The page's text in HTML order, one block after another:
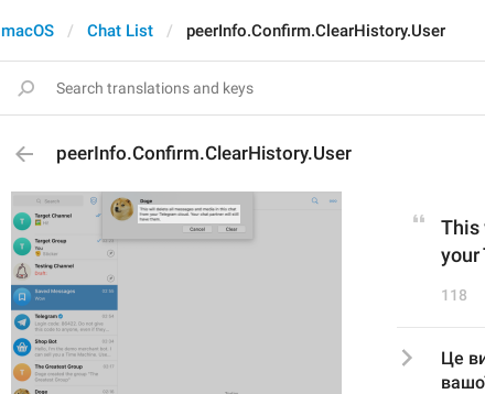
macOS Chat List peerInfo.Confirm.ClearHistory.User
peerInfo.Confirm.ClearHistory.User
This
your
118
Це